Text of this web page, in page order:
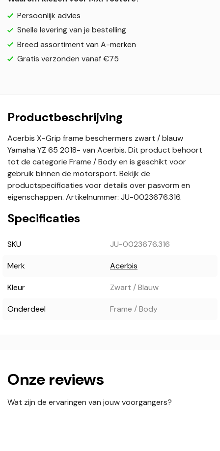
Persoonlijk advies
Snelle levering van je bestelling
Breed assortiment van A-merken
Gratis verzonden vanaf €75
Productbeschrijving
Acerbis X-Grip frame beschermers zwart / blauw
Yamaha YZ 65 2018- van Acerbis. Dit product behoort
tot de categorie Frame / Body en is geschikt voor
gebruik binnen de motorsport. Bekijk de
productspecificaties voor details over pasvorm en
eigenschappen. Artikelnummer: JU-0023676.316.
Specificaties
SKU JU-0023676.316
Merk Acerbis
Kleur Zwart / Blauw
Onderdeel Frame / Body
Onze reviews
Wat zijn de ervaringen van jouw voorgangers?